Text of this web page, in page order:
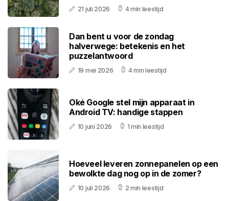
21 juli 2026 4 min leestijd
Dan bent u voor de zondag
halverwege: betekenis en het
puzzelantwoord
19 mei 2026 4 min leestijd
Oké Google stel mijn apparaat in
Android TV: handige stappen
10 juni 2026 1 min leestijd
Hoeveel leveren zonnepanelen op een
bewolkte dag nog op in de zomer?
10 juli 2026 2 min leestijd